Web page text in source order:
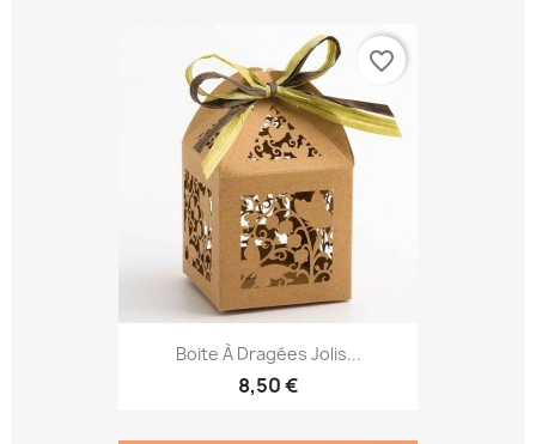
Boite À Dragées Jolis...
8,50 €
favorite_border